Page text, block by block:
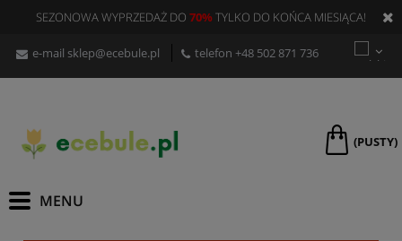
SEZONOWA WYPRZEDAŻ DO 70%TYLKO DO KOŃCA MIESIĄCA!
e-mail sklep@ecebule.pl telefon +48 502 871 736
(PUSTY)